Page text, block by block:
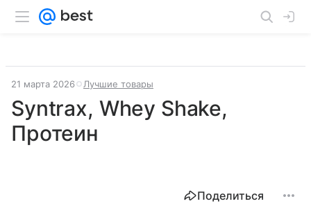
21 марта 2026 Лучшие товары
Syntrax, Whey Shake,
Протеин
Поделиться